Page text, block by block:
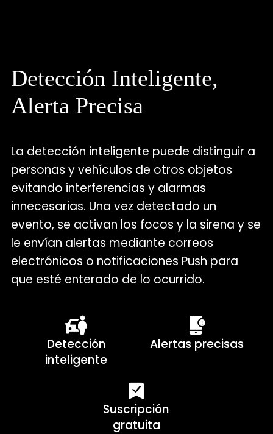
Detección Inteligente,
Alerta Precisa
La detección inteligente puede distinguir a
personas y vehículos de otros objetos
evitando interferencias y alarmas
innecesarias. Una vez detectado un
evento, se activan los focos y la sirena y se
le envían alertas mediante correos
electrónicos o notificaciones Push para
que esté enterado de lo ocurrido.
Detección
inteligente
Alertas precisas
Suscripción
gratuita